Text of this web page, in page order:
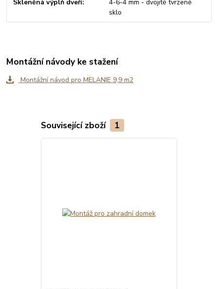
Skleněná výplň dveří
4-6-4 mm - dvojité tvrzené
sklo
Montážní návody ke stažení
Montážní návod pro MELANIE 9,9 m2
Související zboží 1